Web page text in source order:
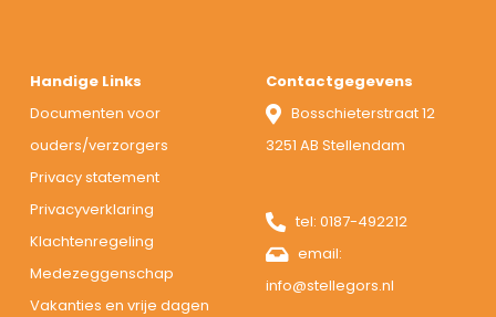
Handige Links
Documenten voor
ouders/verzorgers
Privacy statement
Privacyverklaring
Klachtenregeling
Medezeggenschap
Vakanties en vrije dagen
Contactgegevens
Bosschieterstraat 12
3251 AB Stellendam
tel:0187-492212
email:
info@stellegors.nl